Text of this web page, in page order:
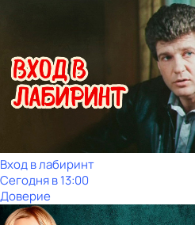
Вход в лабиринт
Сегодня в 13:00
Доверие